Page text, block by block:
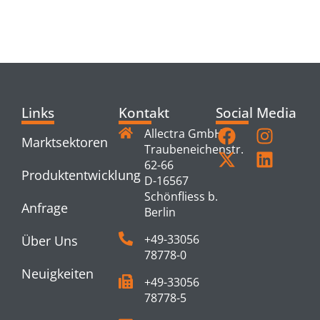
Links
Marktsektoren
Produktentwicklung
Anfrage
Über Uns
Neuigkeiten
Kontakt
Allectra GmbH
Traubeneichenstr.
62-66
D-16567
Schönfliess b.
Berlin
+49-33056
78778-0
+49-33056
78778-5
Social Media